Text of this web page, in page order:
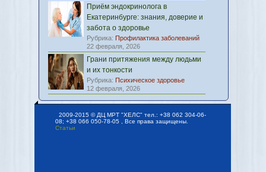
Приём эндокринолога в
Екатеринбурге: знания, доверие и
забота о здоровье
Рубрика: Профилактика заболеваний
22 февраля, 2026
Грани притяжения между людьми
и их тонкости
Рубрика: Психическое здоровье
12 февраля, 2026
2009-2015 © ДЦ МРТ "ХЕЛС" тел.: +38 062 304-06-
08; +38 066 050-78-05 , Все права защищены.
Статьи